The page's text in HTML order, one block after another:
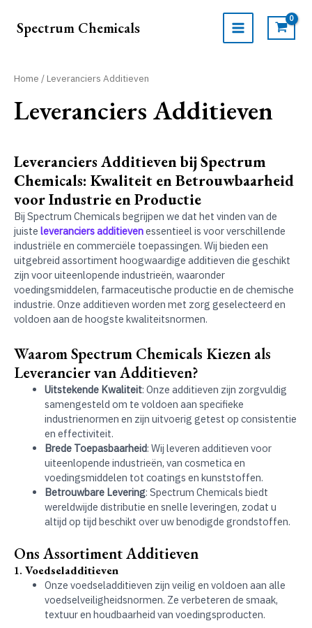
naarSpectrum Chemicals
MAIN
Home / Leveranciers Additieven
Leveranciers Additieven
Leveranciers Additieven bij Spectrum
Chemicals: Kwaliteit en Betrouwbaarheid
voor Industrie en Productie
Bij Spectrum Chemicals begrijpen we dat het vinden van de
juiste leveranciers additievenessentieel is voor verschillende
industriële en commerciële toepassingen. Wij bieden een
uitgebreid assortiment hoogwaardige additieven die geschikt
zijn voor uiteenlopende industrieën, waaronder
voedingsmiddelen, farmaceutische productie en de chemische
industrie. Onze additieven worden met zorg geselecteerd en
voldoen aan de hoogste kwaliteitsnormen.
Waarom Spectrum Chemicals Kiezen als
Leverancier van Additieven?
Uitstekende Kwaliteit: Onze additieven zijn zorgvuldig
samengesteld om te voldoen aan specifieke
industrienormen en zijn uitvoerig getest op consistentie
en effectiviteit.
Brede Toepasbaarheid: Wij leveren additieven voor
uiteenlopende industrieën, van cosmetica en
voedingsmiddelen tot coatings en kunststoffen.
Betrouwbare Levering: Spectrum Chemicals biedt
wereldwijde distributie en snelle leveringen, zodat u
altijd op tijd beschikt over uw benodigde grondstoffen.
Ons Assortiment Additieven
1. Voedseladditieven
Onze voedseladditieven zijn veilig en voldoen aan alle
voedselveiligheidsnormen. Ze verbeteren de smaak,
textuur en houdbaarheid van voedingsproducten.